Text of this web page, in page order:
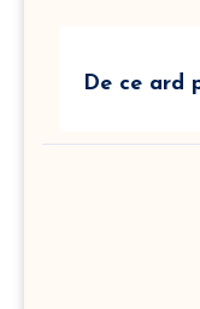
De ce ard